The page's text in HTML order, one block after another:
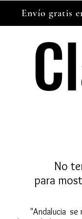
Envío gratis
No
para